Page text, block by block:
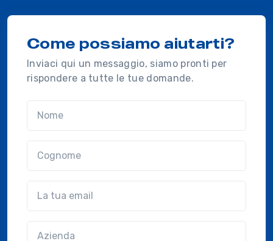
Come possiamo aiutarti?
Inviaci qui un messaggio, siamo pronti per
rispondere a tutte le tue domande.